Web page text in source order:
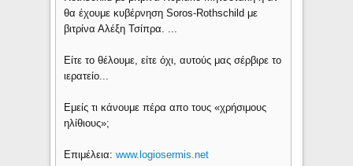
θα έχουμε κυβέρνηση Soros-Rothschild με
βιτρίνα Αλέξη Τσίπρα. ...
Είτε το θέλουμε, είτε όχι, αυτούς μας σέρβιρε το
ιερατείο...
Εμείς τι κάνουμε πέρα απο τους «χρήσιμους
ηλίθιους»;
Επιμέλεια:www.logiosermis.net